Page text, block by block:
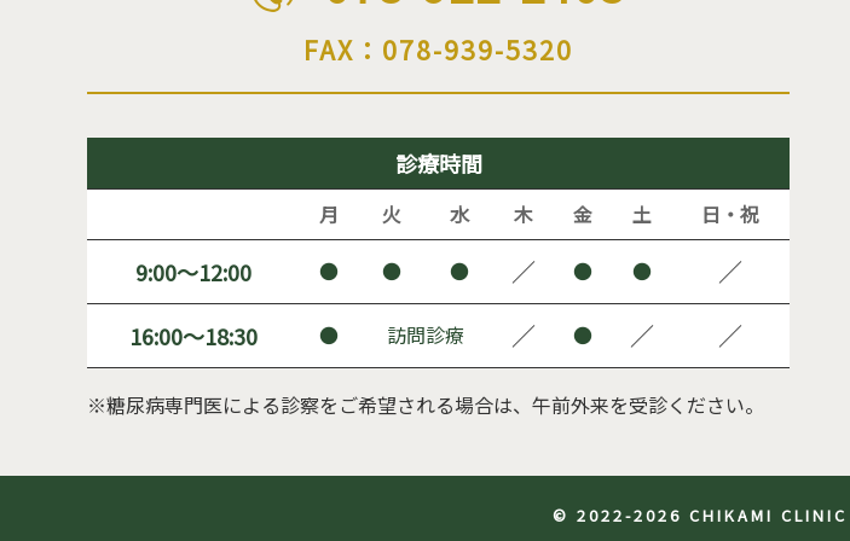
FAX：078-939-5320
診療時間
月 火 水 木 金 土 日・祝
9:00～12:00 ● ● ● ／ ● ● ／
16:00～18:30 ● 訪問診療 ／ ● ／ ／
※糖尿病専門医による診察をご希望される場合は、午前外来を受診ください。
© 2022-2026 CHIKAMI